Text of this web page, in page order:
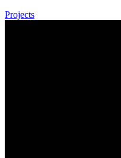
Projects